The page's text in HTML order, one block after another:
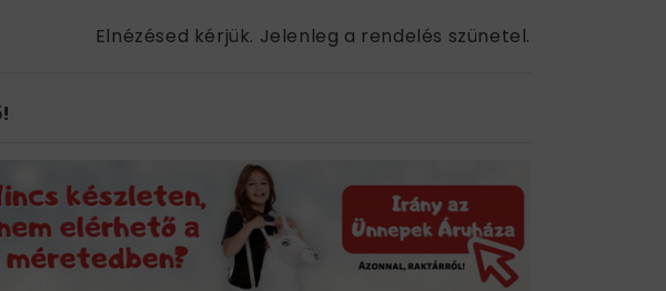
Elnézésed kérjük. Jelenleg a rendelés szünetel.